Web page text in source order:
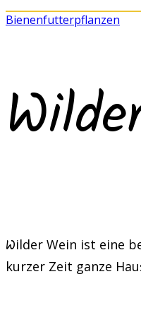
Bienenfutterpflanzen
Wilder Wein ist eine beliebte Kletterpflanze, die in
kurzer Zeit ganze